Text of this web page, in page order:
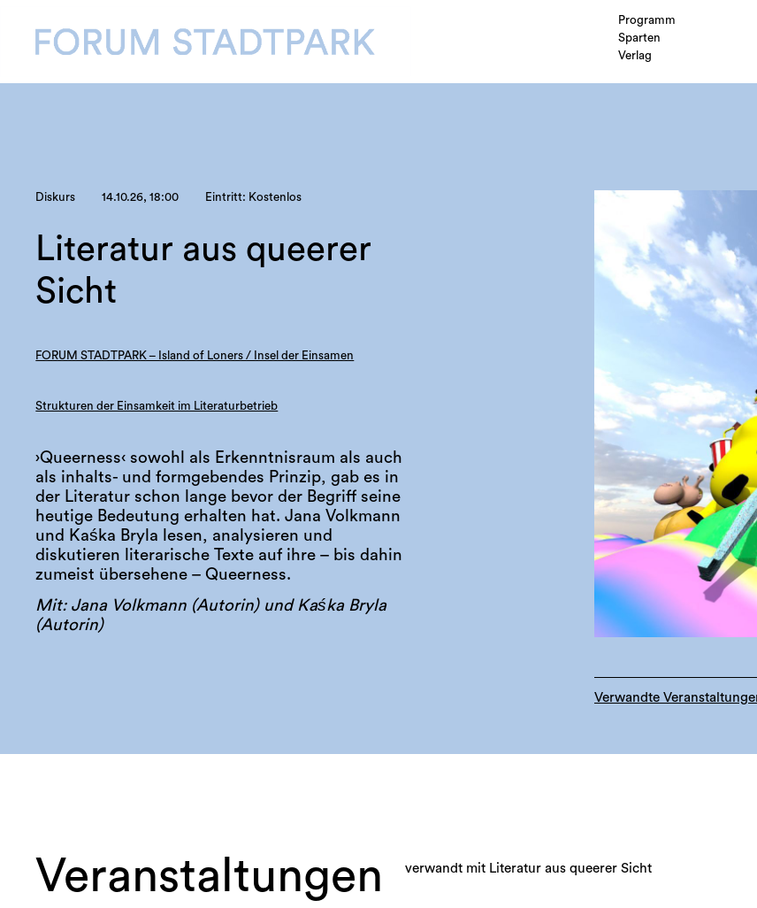
Programm
Sparten
Verlag
Diskurs 14.10.26, 18:00 Eintritt: Kostenlos
Literatur aus queerer
Sicht
FORUM STADTPARK – Island of Loners / Insel der Einsamen
Strukturen der Einsamkeit im Literaturbetrieb
›Queerness‹ sowohl als Erkenntnisraum als auch
als inhalts- und formgebendes Prinzip, gab es in
der Literatur schon lange bevor der Begriff seine
heutige Bedeutung erhalten hat. Jana Volkmann
und Kaśka Bryla lesen, analysieren und
diskutieren literarische Texte auf ihre – bis dahin
zumeist übersehene – Queerness.
Mit: Jana Volkmann (Autorin) und Kaśka Bryla
(Autorin)
Verwandte
Veranstaltungen verwandt mit Literatur aus queerer Sicht